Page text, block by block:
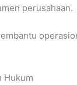
perusahaan.
Hukum